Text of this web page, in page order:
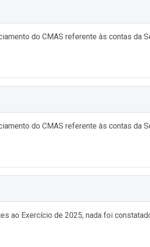
do CMAS referente às contas da
do CMAS referente às contas da
ao Exercício de 2025, nada foi